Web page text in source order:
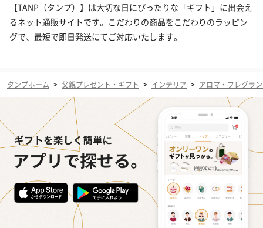
【TANP（タンプ）】は大切な日にぴったりな「ギフト」に出会え
るネット通販サイトです。こだわりの商品をこだわりのラッピン
グで、最短で即日発送にてご対応いたします。
タンプホーム > 父親プレゼント・ギフト > インテリア > アロマ・フレグラ